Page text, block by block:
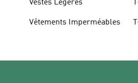
Vestes Légères
Vêtements Imperméables